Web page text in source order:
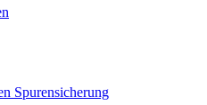
Spurensicherung